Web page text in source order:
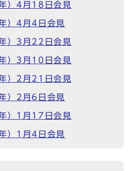
）4月18日会見
）4月4日会見
）3月22日会見
）3月10日会見
）2月21日会見
）2月6日会見
）1月17日会見
）1月4日会見